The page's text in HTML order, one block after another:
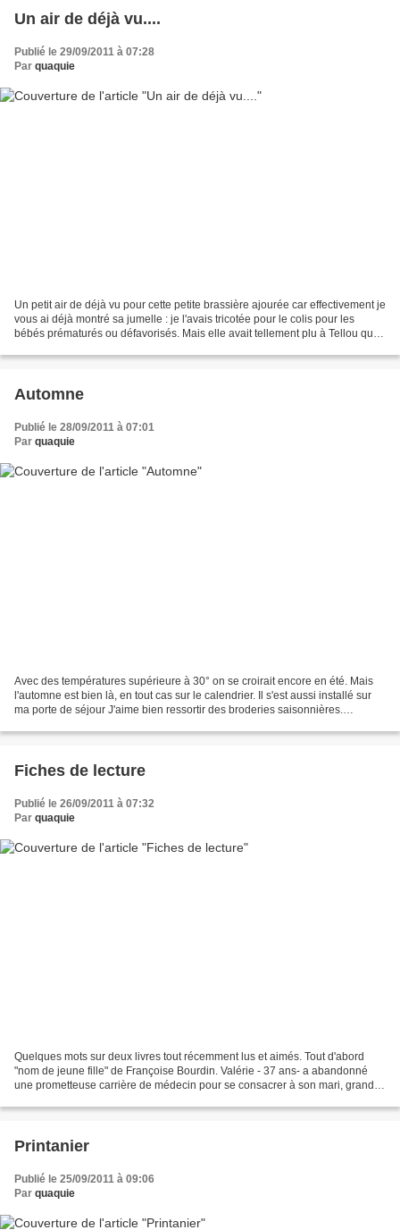
Un air de déjà vu....
Publié le 29/09/2011 à 07:28
Par quaquie
Un petit air de déjà vu pour cette petite brassière ajourée car effectivement je
vous ai déjà montré sa jumelle : je l'avais tricotée pour le colis pour les
bébés prématurés ou défavorisés. Mais elle avait tellement plu à Tellou que
Automne
Publié le 28/09/2011 à 07:01
Par quaquie
Avec des températures supérieure à 30° on se croirait encore en été. Mais
l'automne est bien là, en tout cas sur le calendrier. Il s'est aussi installé sur
ma porte de séjour J'aime bien ressortir des broderies saisonnières.
Fiches de lecture
Publié le 26/09/2011 à 07:32
Par quaquie
Quelques mots sur deux livres tout récemment lus et aimés. Tout d'abord
"nom de jeune fille" de Françoise Bourdin. Valérie - 37 ans- a abandonné
une prometteuse carrière de médecin pour se consacrer à son mari, grand
Printanier
Publié le 25/09/2011 à 09:06
Par quaquie